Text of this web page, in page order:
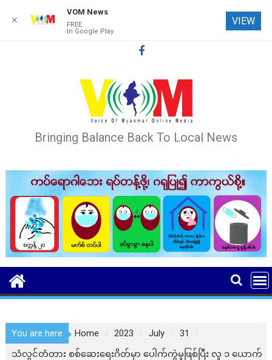
Bringing Balance Back To Local News
You are here Home 2023 July
31
သံလွင်တံတား စစ်ဆေးရေးဂိတ်မှာ ပေါက်ကွဲမှုဖြစ်ပြီး လူ ၁ ယောက်
✕
VOM News
FREE
In Google Play
VIEW